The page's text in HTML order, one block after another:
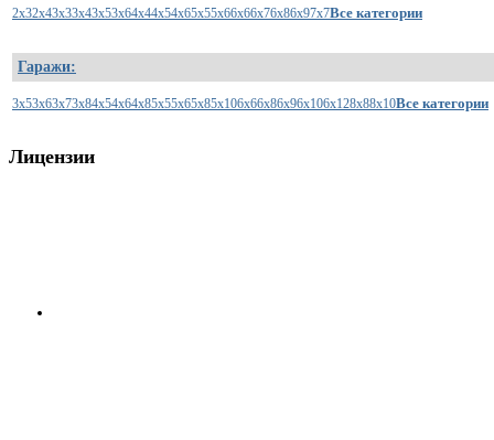
2x32x43x33x43x53x64x44x54x65x55x66x66x76x86x97x7Все категории
Гаражи:
3x53x63x73x84x54x64x85x55x65x85x106x66x86x96x106x128x88x10Все категории
Лицензии